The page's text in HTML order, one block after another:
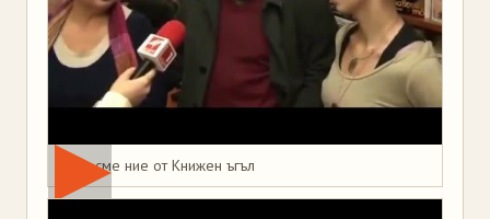
Това сме ние от Книжен ъгъл